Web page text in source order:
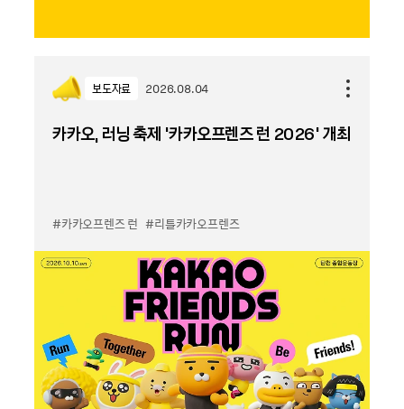
보도자료 2026.08.04
카카오, 러닝 축제 '카카오프렌즈 런 2026' 개최
#카카오프렌즈 런 #리틀카카오프렌즈